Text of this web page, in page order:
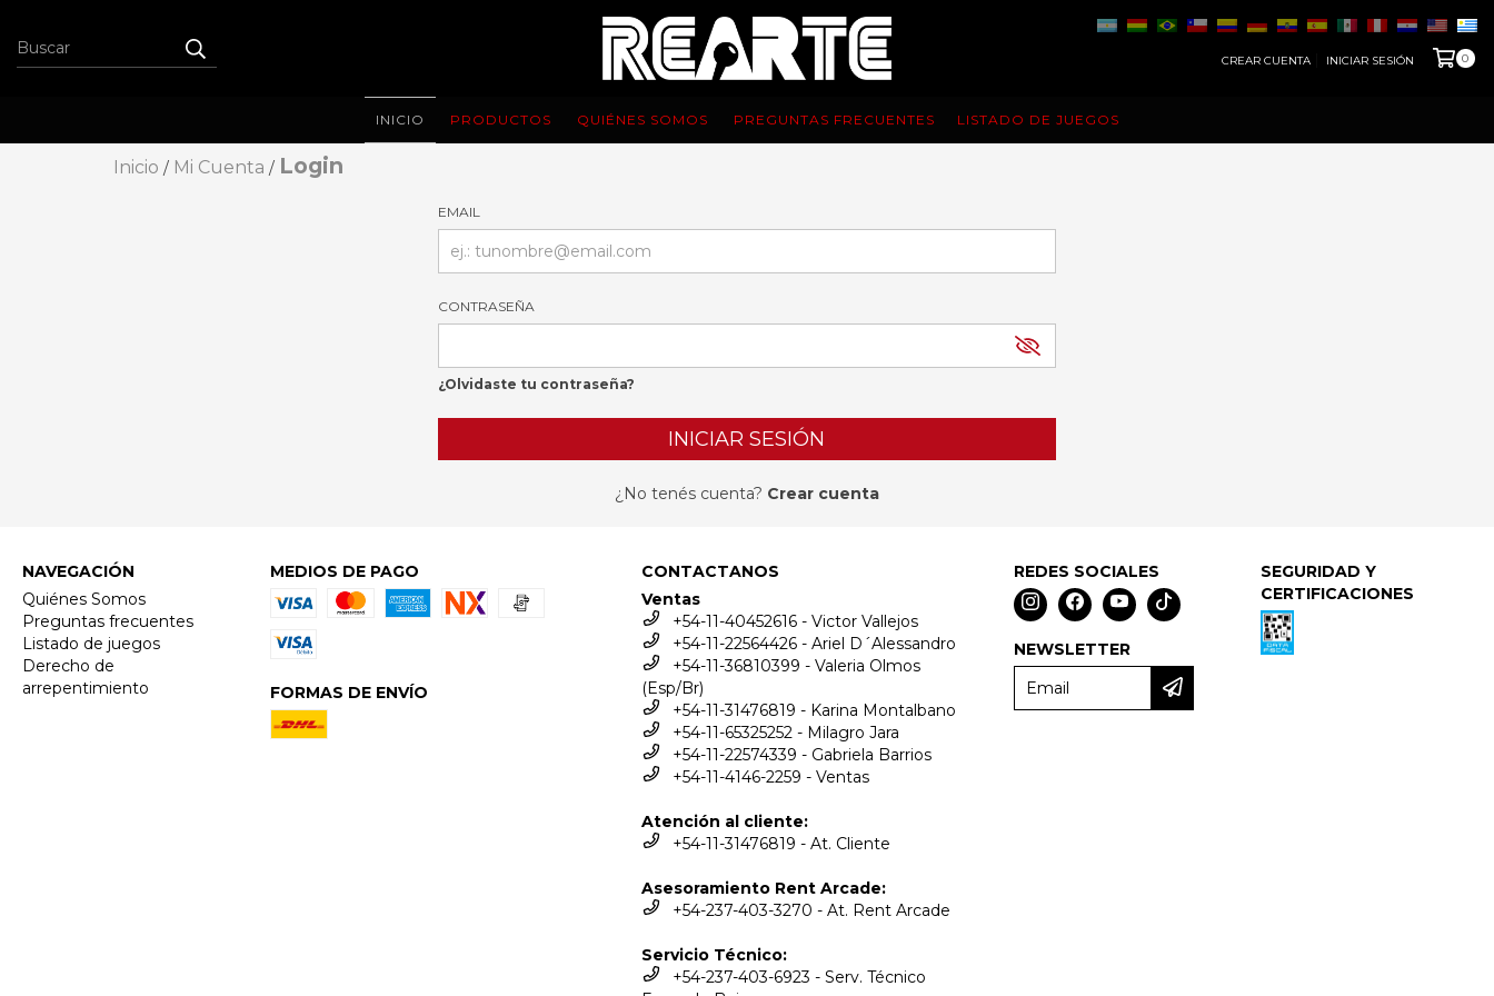
CREAR CUENTA INICIAR SESIÓN 0
INICIO PRODUCTOS QUIÉNES SOMOS PREGUNTAS FRECUENTES LISTADO DE JUEGOS
Inicio / Mi Cuenta / Login
EMAIL
CONTRASEÑA
¿Olvidaste tu contraseña?
¿No tenés cuenta? Crear cuenta
NAVEGACIÓN
Quiénes Somos
Preguntas frecuentes
Listado de juegos
Derecho de
arrepentimiento
MEDIOS DE PAGO
FORMAS DE ENVÍO
CONTACTANOS
Ventas
+54-11-40452616 - Victor Vallejos
+54-11-22564426 - Ariel D´Alessandro
+54-11-36810399 - Valeria Olmos
(Esp/Br)
+54-11-31476819 - Karina Montalbano
+54-11-65325252 - Milagro Jara
+54-11-22574339 - Gabriela Barrios
+54-11-4146-2259 - Ventas
Atención al cliente:
+54-11-31476819 - At. Cliente
Asesoramiento Rent Arcade:
+54-237-403-3270 - At. Rent Arcade
Servicio Técnico:
+54-237-403-6923 - Serv. Técnico
REDES SOCIALES
NEWSLETTER
SEGURIDAD Y
CERTIFICACIONES